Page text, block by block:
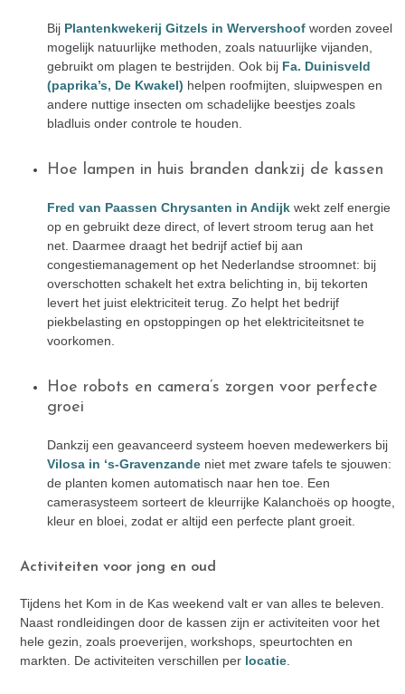
Bij Plantenkwekerij Gitzels in Wervershoof worden zoveel
mogelijk natuurlijke methoden, zoals natuurlijke vijanden,
gebruikt om plagen te bestrijden. Ook bij Fa. Duinisveld
(paprika’s, De Kwakel) helpen roofmijten, sluipwespen en
andere nuttige insecten om schadelijke beestjes zoals
bladluis onder controle te houden.
Hoe lampen in huis branden dankzij de kassen
Fred van Paassen Chrysanten in Andijk wekt zelf energie
op en gebruikt deze direct, of levert stroom terug aan het
net. Daarmee draagt het bedrijf actief bij aan
congestiemanagement op het Nederlandse stroomnet: bij
overschotten schakelt het extra belichting in, bij tekorten
levert het juist elektriciteit terug. Zo helpt het bedrijf
piekbelasting en opstoppingen op het elektriciteitsnet te
voorkomen.
Hoe robots en camera’s zorgen voor perfecte
groei
Dankzij een geavanceerd systeem hoeven medewerkers bij
Vilosa in ‘s-Gravenzande niet met zware tafels te sjouwen:
de planten komen automatisch naar hen toe. Een
camerasysteem sorteert de kleurrijke Kalanchoës op hoogte,
kleur en bloei, zodat er altijd een perfecte plant groeit.
Activiteiten voor jong en oud
Tijdens het Kom in de Kas weekend valt er van alles te beleven.
Naast rondleidingen door de kassen zijn er activiteiten voor het
hele gezin, zoals proeverijen, workshops, speurtochten en
markten. De activiteiten verschillen per locatie